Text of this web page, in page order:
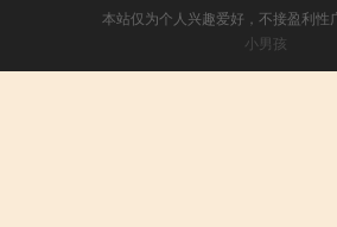
本站仅为个人兴趣爱好，不接盈利性
小男孩